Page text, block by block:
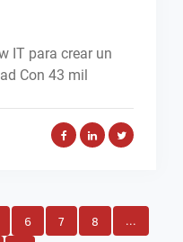
IT para crear un
Con 43 mil
6 7 8 ...